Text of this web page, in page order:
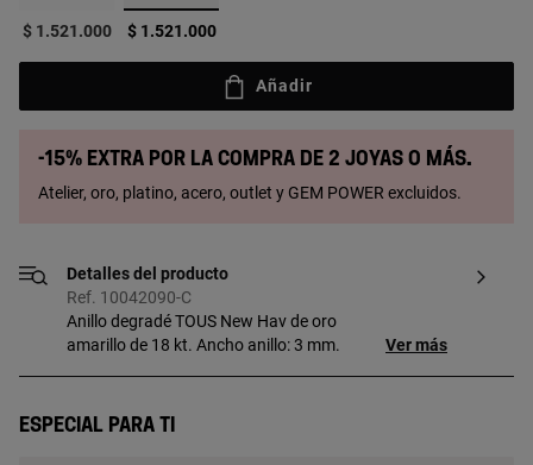
$ 1.521.000 seleccionado
$ 1.521.000
Añadir
-15% extra por la compra de 2 joyas o más.
Atelier, oro, platino, acero, outlet y GEM POWER excluidos.
Detalles del producto
Ref. 10042090-C
Anillo degradé TOUS New Hav de oro
amarillo de 18 kt. Ancho anillo: 3 mm.
Ver más
Especial para ti